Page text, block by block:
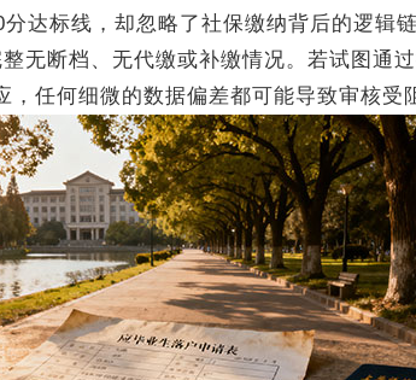
分达标线，却忽略了社保缴纳背后的逻辑
无断档、无代缴或补缴情况。若试图通
任何细微的数据偏差都可能导致审核受